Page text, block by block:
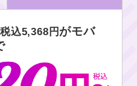
税込5,368円がモバ